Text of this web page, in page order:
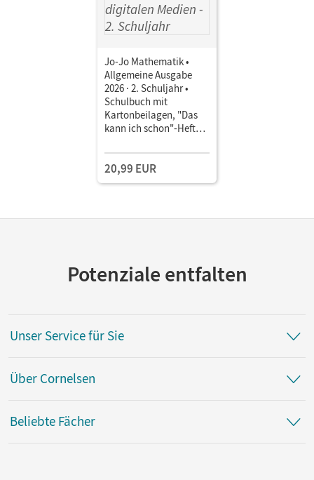
Jo-Jo Mathematik •
Allgemeine Ausgabe
2026 · 2. Schuljahr •
Schulbuch mit
Kartonbeilagen, "Das
kann ich schon"-Heft
Ausleihmaterial
20,99 EUR
Potenziale entfalten
Unser Service für Sie
Über Cornelsen
Beliebte Fächer